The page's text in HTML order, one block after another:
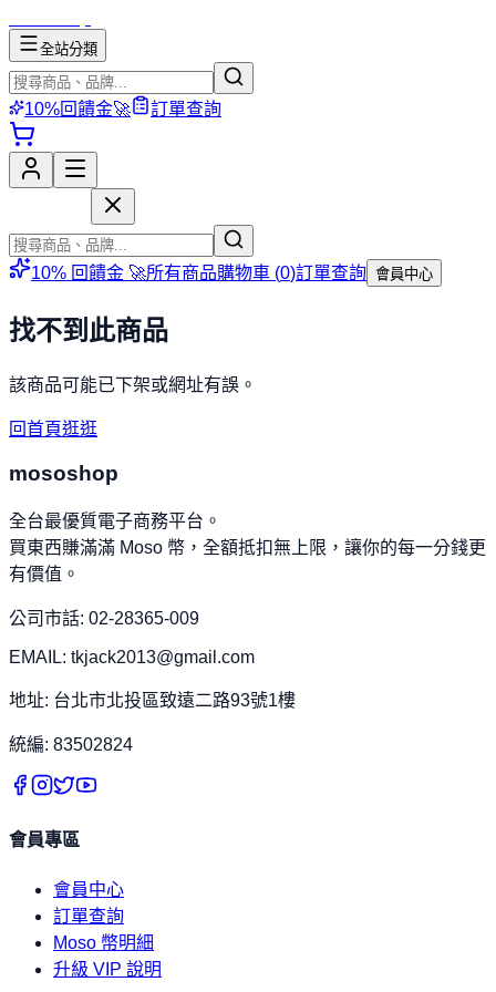
全站分類
10%回饋金🚀 訂單查詢
10% 回饋金 🚀所有商品購物車 (0)訂單查詢 會員中心
找不到此商品
該商品可能已下架或網址有誤。
回首頁逛逛
mososhop
全台最優質電子商務平台。
買東西賺滿滿 Moso 幣，全額抵扣無上限，讓你的每一分錢更
有價值。
公司市話: 02-28365-009
EMAIL: tkjack2013@gmail.com
地址: 台北市北投區致遠二路93號1樓
統編: 83502824
會員專區
會員中心
訂單查詢
Moso 幣明細
升級 VIP 說明